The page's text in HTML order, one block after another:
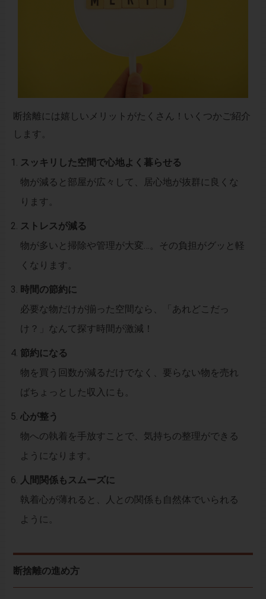
断捨離には嬉しいメリットがたくさん！いくつかご紹介
します。
スッキリした空間で心地よく暮らせる
物が減ると部屋が広々して、居心地が抜群に良くな
ります。
ストレスが減る
物が多いと掃除や管理が大変…。その負担がグッと軽
くなります。
時間の節約に
必要な物だけが揃った空間なら、「あれどこだっ
け？」なんて探す時間が激減！
節約になる
物を買う回数が減るだけでなく、要らない物を売れ
ばちょっとした収入にも。
心が整う
物への執着を手放すことで、気持ちの整理ができる
ようになります。
人間関係もスムーズに
執着心が薄れると、人との関係も自然体でいられる
ように。
断捨離の進め方